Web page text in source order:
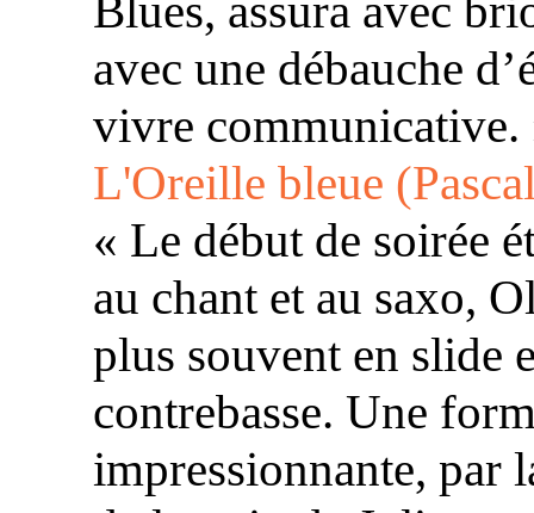
avec une débauche
vivre communicative.
L'Oreille bleue
« Le début de soirée
au chant et au saxo,
plus souvent en slide
contrebasse. Une
impressionnante, par